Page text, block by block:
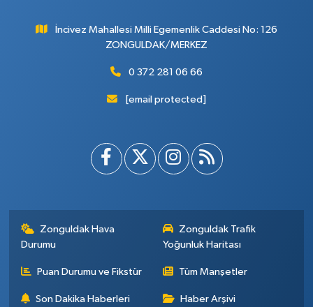
İncivez Mahallesi Milli Egemenlik Caddesi No: 126
ZONGULDAK/MERKEZ
0 372 281 06 66
[email protected]
Zonguldak Hava
Durumu
Zonguldak Trafik
Yoğunluk Haritası
Puan Durumu ve Fikstür Tüm Manşetler
Son Dakika Haberleri Haber Arşivi